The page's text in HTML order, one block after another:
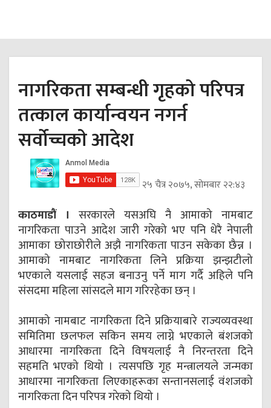
नागरिकता सम्बन्धी गृहको परिपत्र
तत्काल कार्यान्वयन नगर्न
सर्वोच्चकाे आदेश
२५ चैत्र २०७५, सोमबार २२:४३
काठमाडौं । सरकारले यसअघि नै आमाको नामबाट
नागरिकता पाउने आदेश जारी गरेको भए पनि धेरै नेपाली
आमाका छोराछोरीले अझै नागरिकता पाउन सकेका छैन्न ।
आमाको नामबाट नागरिकता लिने प्रक्रिया झन्झटीलो
भएकाले यसलाई सहज बनाउनु पर्ने माग गर्दै अहिले पनि
संसदमा महिला सांसदले माग गरिरहेका छन् ।
आमाको नामबाट नागरिकता दिने प्रक्रियाबारे राज्यव्यवस्था
समितिमा छलफल सकिन समय लाग्ने भएकाले बंशजको
आधारमा नागरिकता दिने विषयलाई नै निरन्तरता दिने
सहमति भएको थियो । त्यसपछि गृह मन्त्रालयले जन्मका
आधारमा नागरिकता लिएकाहरूका सन्तानसलाई वंशजको
नागरिकता दिन परिपत्र गरेको थियो ।